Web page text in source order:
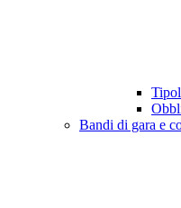
Bandi di gara e